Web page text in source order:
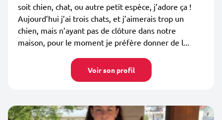
soit chien, chat, ou autre petit espèce, j’adore ça !
Aujourd’hui j’ai trois chats, et j’aimerais trop un
chien, mais n’ayant pas de clôture dans notre
maison, pour le moment je préfère donner de l...
Voir son profil